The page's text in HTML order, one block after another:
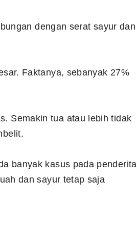
dengan serat sayur dan
Faktanya, sebanyak 27%
Semakin tua atau lebih tidak
banyak kasus pada penderita
dan sayur tetap saja